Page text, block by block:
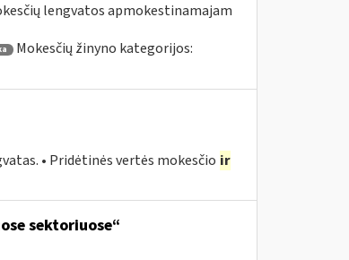
lengvatos apmokestinamajam
Mokesčių žinyno kategorijos:
• Pridėtinės vertės mokesčio ir
sektoriuose“